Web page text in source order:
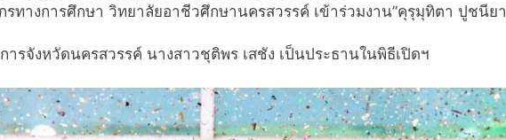
ทางการศึกษา วิทยาลัยอาชีวศึกษานครสวรรค์ เข้าร่วมงาน”คุรุมุทิตา ปูชนียา
ารจังหวัดนครสวรรค์ นางสาวชุติพร เสชัง เป็นประธานในพิธีเปิดฯ